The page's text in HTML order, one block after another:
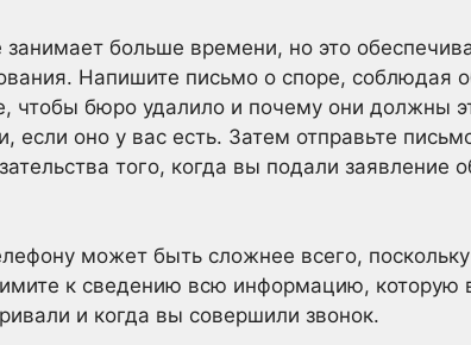
занимает больше времени, но это
Напишите письмо о споре, соблюдая
чтобы бюро удалило и почему они должны
если оно у вас есть. Затем отправьте
того, когда вы подали заявление
может быть сложнее всего,
к сведению всю информацию,
и когда вы совершили звонок.